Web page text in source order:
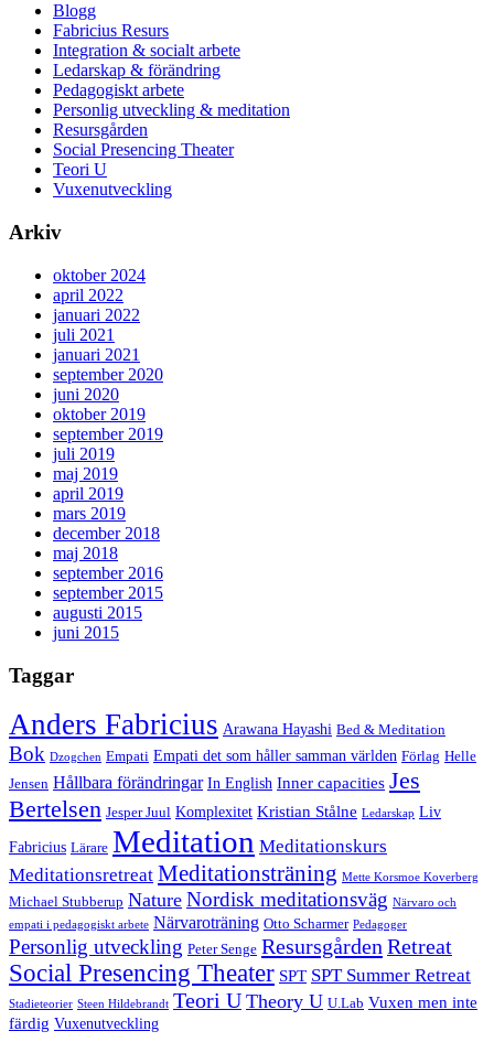
Blogg
Fabricius Resurs
Integration & socialt arbete
Ledarskap & förändring
Pedagogiskt arbete
Personlig utveckling & meditation
Resursgården
Social Presencing Theater
Teori U
Vuxenutveckling
Arkiv
oktober 2024
april 2022
januari 2022
juli 2021
januari 2021
september 2020
juni 2020
oktober 2019
september 2019
juli 2019
maj 2019
april 2019
mars 2019
december 2018
maj 2018
september 2016
september 2015
augusti 2015
juni 2015
Taggar
Anders Fabricius Arawana Hayashi Bed & Meditation
Bok Dzogchen Empati Empati det som håller samman världen Förlag Helle
Jensen Hållbara förändringar In English Inner capacities Jes
Bertelsen Jesper Juul Komplexitet Kristian Stålne Ledarskap Liv
Fabricius Lärare Meditation Meditationskurs
Meditationsretreat Meditationsträning Mette Korsmoe Koverberg
Michael Stubberup Nature Nordisk meditationsväg Närvaro och
empati i pedagogiskt arbete Närvaroträning Otto Scharmer Pedagoger
Personlig utveckling Peter Senge Resursgården Retreat
Social Presencing Theater SPT SPT Summer Retreat
Stadieteorier Steen Hildebrandt Teori U Theory U U.Lab Vuxen men inte
färdig Vuxenutveckling